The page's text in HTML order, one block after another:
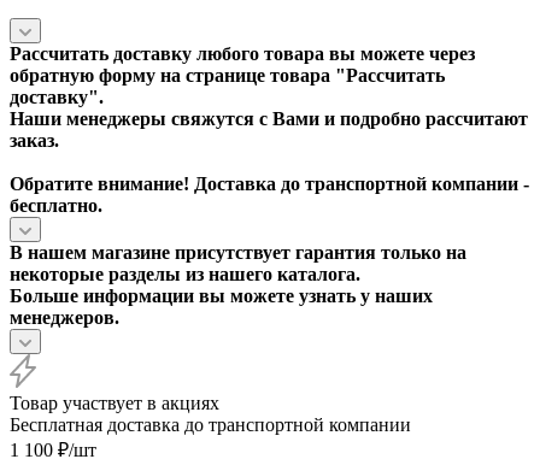
Рассчитать доставку любого товара вы можете через
обратную форму на странице товара "Рассчитать
доставку".
Наши менеджеры свяжутся с Вами и подробно рассчитают
заказ.
Обратите внимание! Доставка до транспортной компании -
бесплатно.
В нашем магазине присутствует гарантия только на
некоторые разделы из нашего каталога.
Больше информации вы можете узнать у наших
менеджеров.
Товар участвует в акциях
Бесплатная доставка до транспортной компании
1 100 ₽/шт